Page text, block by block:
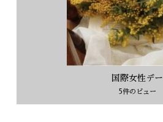
国際女性デー
5件のビュー